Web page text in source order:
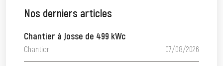
Nos derniers articles
Chantier à Josse de 499 kWc
Chantier 07/08/2026